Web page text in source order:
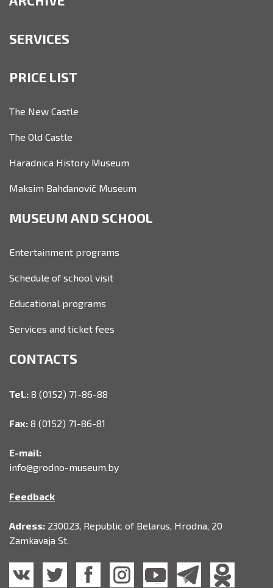
SERVICES
PRICE LIST
The New Castle
The Old Castle
Haradnica History Museum
Maksim Bahdanovič Museum
MUSEUM AND SCHOOL
Entertainment programs
Schedule of school visit
Educational programs
Services and ticket fees
CONTACTS
Tel.: 8 (0152) 71-86-88
Fax: 8 (0152) 71-86-81
E-mail:
info@grodno-museum.by
Feedback
Adress: 230023, Republic of Belarus, Hrodna, 20
Zamkavaja St.